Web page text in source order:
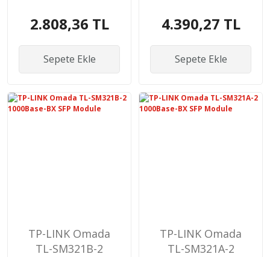
2.808,36 TL
Sepete Ekle
4.390,27 TL
Sepete Ekle
TP-LINK Omada
TL-SM321B-2
TP-LINK Omada
TL-SM321A-2